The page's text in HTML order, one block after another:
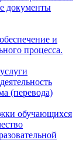
документы
и
процесса.
(перевода)
обучающихся